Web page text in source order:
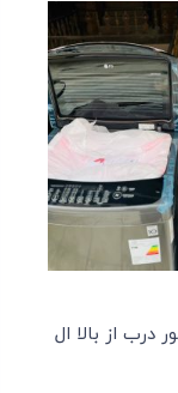
درب از بالا ال